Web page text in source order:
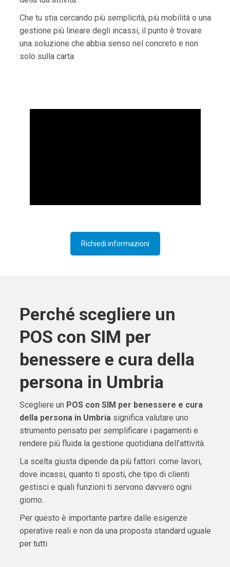
Che tu stia cercando più semplicità, più mobilità o una
gestione più lineare degli incassi, il punto è trovare
una soluzione che abbia senso nel concreto e non
solo sulla carta.
Richiedi informazioni
Perché scegliere un
POS con SIM per
benessere e cura della
persona in Umbria
Scegliere un POS con SIM per benessere e cura
della persona in Umbriasignifica valutare uno
strumento pensato per semplificare i pagamenti e
rendere più fluida la gestione quotidiana dell’attività.
La scelta giusta dipende da più fattori: come lavori,
dove incassi, quanto ti sposti, che tipo di clienti
gestisci e quali funzioni ti servono davvero ogni
giorno.
Per questo è importante partire dalle esigenze
operative reali e non da una proposta standard uguale
per tutti.